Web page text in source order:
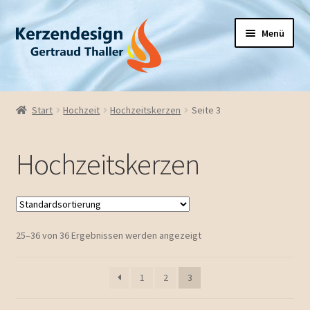
Zur
Navigation
springen
Zum
Inhalt
springen
Menü
Hochzeit
Ehejubiläum
Taufe / Firmung
Geburtstag
Start Hochzeit Hochzeitskerzen Seite 3
Hochzeitskerzen
25–36 von 36 Ergebnissen werden angezeigt
1 2 3